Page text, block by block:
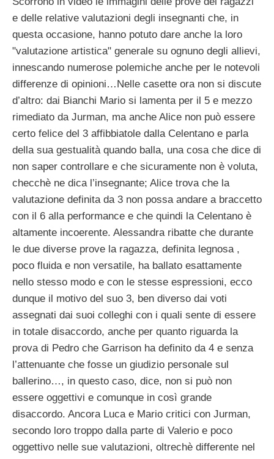
e delle relative valutazioni degli insegnanti che, in
questa occasione, hanno potuto dare anche la loro
"valutazione artistica" generale su ognuno degli allievi,
innescando numerose polemiche anche per le notevoli
differenze di opinioni…Nelle casette ora non si discute
d’altro: dai Bianchi Mario si lamenta per il 5 e mezzo
rimediato da Jurman, ma anche Alice non può essere
certo felice del 3 affibbiatole dalla Celentano e parla
della sua gestualità quando balla, una cosa che dice di
non saper controllare e che sicuramente non è voluta,
checchè ne dica l’insegnante; Alice trova che la
valutazione definita da 3 non possa andare a braccetto
con il 6 alla performance e che quindi la Celentano è
altamente incoerente. Alessandra ribatte che durante
le due diverse prove la ragazza, definita legnosa ,
poco fluida e non versatile, ha ballato esattamente
nello stesso modo e con le stesse espressioni, ecco
dunque il motivo del suo 3, ben diverso dai voti
assegnati dai suoi colleghi con i quali sente di essere
in totale disaccordo, anche per quanto riguarda la
prova di Pedro che Garrison ha definito da 4 e senza
l’attenuante che fosse un giudizio personale sul
ballerino…, in questo caso, dice, non si può non
essere oggettivi e comunque in così grande
disaccordo. Ancora Luca e Mario critici con Jurman,
secondo loro troppo dalla parte di Valerio e poco
oggettivo nelle sue valutazioni, oltrechè differente nel